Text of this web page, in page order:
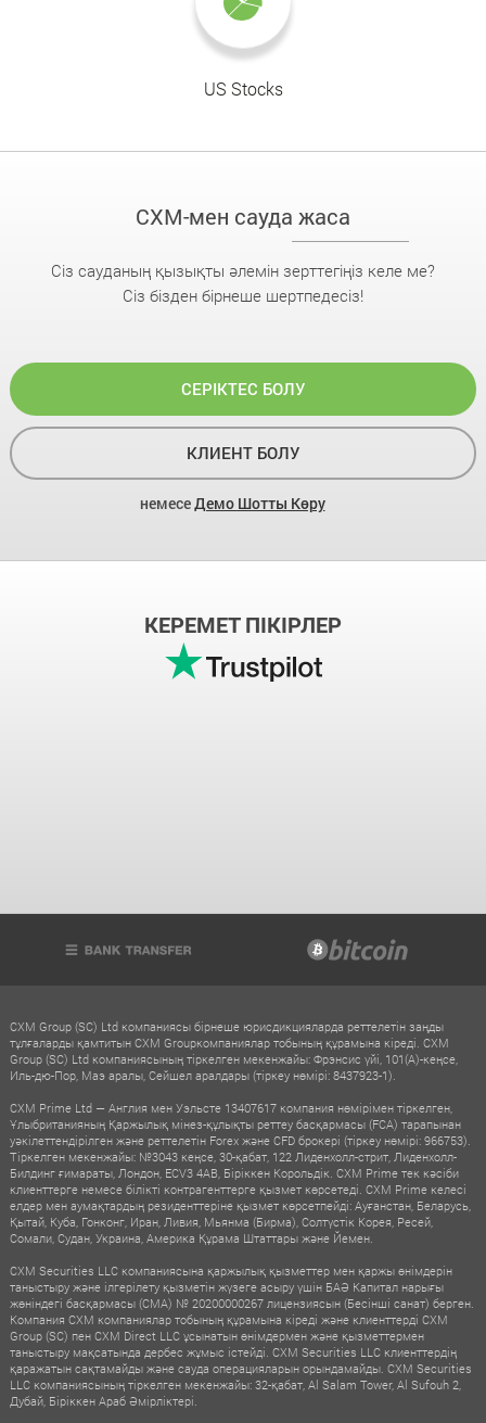
US Stocks
CXM-мен сауда жаса
Сіз сауданың қызықты әлемін зерттегіңіз келе ме?
Сіз бізден бірнеше шертпедесіз!
СЕРІКТЕС БОЛУ
КЛИЕНТ БОЛУ
немесеДемо Шотты Көру
КЕРЕМЕТ ПІКІРЛЕР
CXM Group (SC) Ltd компаниясы бірнеше юрисдикцияларда реттелетін заңды
тұлғаларды қамтитын CXM Groupкомпаниялар тобының құрамына кіреді. CXM
Group (SC) Ltd компаниясының тіркелген мекенжайы: Фрэнсис үйі, 101(A)-кеңсе,
Иль-дю-Пор, Маэ аралы, Сейшел аралдары (тіркеу нөмірі: 8437923-1).
CXM Prime Ltd — Англия мен Уэльсте 13407617 компания нөмірімен тіркелген,
Ұлыбританияның Қаржылық мінез-құлықты реттеу басқармасы (FCA) тарапынан
уәкілеттендірілген және реттелетін Forex және CFD брокері (тіркеу нөмірі: 966753).
Тіркелген мекенжайы: №3043 кеңсе, 30-қабат, 122 Лиденхолл-стрит, Лиденхолл-
Билдинг ғимараты, Лондон, ECV3 4AB, Біріккен Корольдік. CXM Prime тек кәсіби
клиенттерге немесе білікті контрагенттерге қызмет көрсетеді. CXM Prime келесі
елдер мен аумақтардың резиденттеріне қызмет көрсетпейді: Ауғанстан, Беларусь,
Қытай, Куба, Гонконг, Иран, Ливия, Мьянма (Бирма), Солтүстік Корея, Ресей,
Сомали, Судан, Украина, Америка Құрама Штаттары және Йемен.
CXM Securities LLC компаниясына қаржылық қызметтер мен қаржы өнімдерін
таныстыру және ілгерілету қызметін жүзеге асыру үшін БАӘ Капитал нарығы
жөніндегі басқармасы (CMA) № 20200000267 лицензиясын (Бесінші санат) берген.
Компания CXM компаниялар тобының құрамына кіреді және клиенттерді CXM
Group (SC) пен CXM Direct LLC ұсынатын өнімдермен және қызметтермен
таныстыру мақсатында дербес жұмыс істейді. CXM Securities LLC клиенттердің
қаражатын сақтамайды және сауда операцияларын орындамайды. CXM Securities
LLC компаниясының тіркелген мекенжайы: 32-қабат, Al Salam Tower, Al Sufouh 2,
Дубай, Біріккен Араб Әмірліктері.